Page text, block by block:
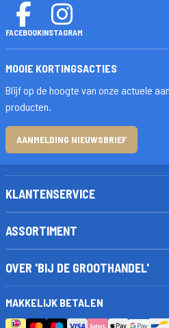
FACEBOOKINSTAGRAM
MOOIE KORTINGSACTIES
Blijf op de hoogte van onze actuele
producten.
AANMELDING NIEUWSBRIEF
KLANTENSERVICE
ASSORTIMENT
OVER 'BIJ DE GROOTHANDEL'
MAKKELIJK BETALEN